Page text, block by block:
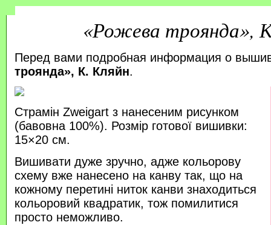
«Рожева троянда»,
Перед вами подробная информация о
троянда», К. Кляйн.
Страмін Zweigart з нанесеним рисунком
(бавовна 100%). Розмір готової вишивки:
15×20 см.
Вишивати дуже зручно, адже кольорову
схему вже нанесено на канву так, що на
кожному перетині ниток канви знаходиться
кольоровий квадратик, тож помилитися
просто неможливо.